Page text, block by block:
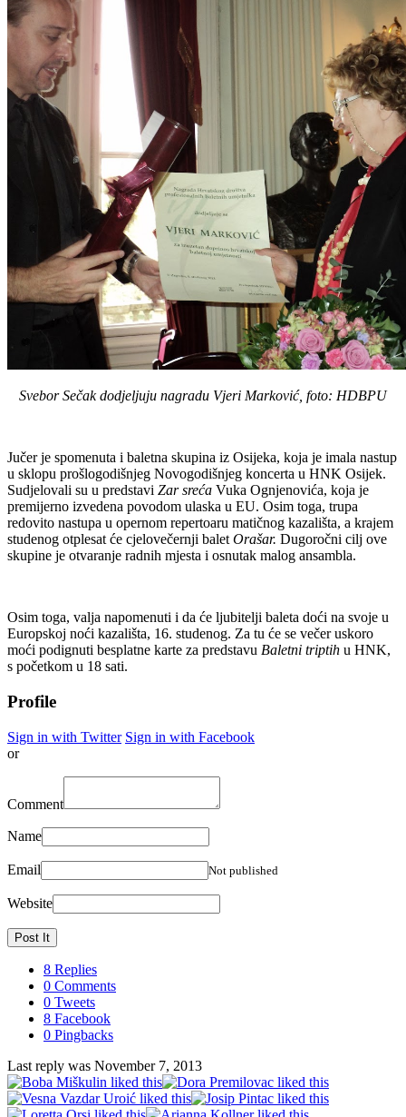
Svebor Sečak dodjeljuju nagradu Vjeri Marković, foto: HDBPU
Jučer je spomenuta i baletna skupina iz Osijeka, koja je imala nastup
u sklopu prošlogodišnjeg Novogodišnjeg koncerta u HNK Osijek.
Sudjelovali su u predstavi Zar sreća Vuka Ognjenovića, koja je
premijerno izvedena povodom ulaska u EU. Osim toga, trupa
redovito nastupa u opernom repertoaru matičnog kazališta, a krajem
studenog otplesat će cjelovečernji baletOrašar. Dugoročni cilj ove
skupine je otvaranje radnih mjesta i osnutak malog ansambla.
Osim toga, valja napomenuti i da će ljubitelji baleta doći na svoje u
Europskoj noći kazališta, 16. studenog. Za tu će se večer uskoro
moći podignuti besplatne karte za predstavu Baletni triptih u HNK,
s početkom u 18 sati.
Profile
Sign in with Twitter Sign in with Facebook
or
Comment
Name
Email Not published
Website
8 Replies
0 Comments
0 Tweets
8 Facebook
0 Pingbacks
Last reply was November 7, 2013